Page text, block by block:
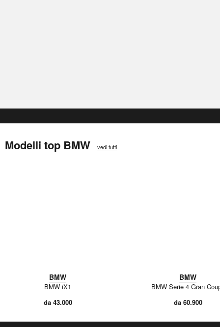
Modelli top BMW vedi tutti
BMW
BMW iX1
da 43.000
BMW
BMW Serie 4 Gran
da 60.900